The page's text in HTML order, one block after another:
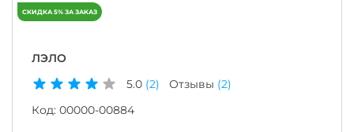
ЛЭЛО
5.0 (2) Отзывы (2)
Код: 00000-00884